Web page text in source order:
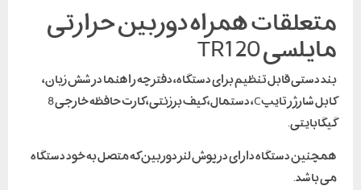
متعلقات همراه دوربین حرارتی
مایلسی TR120
بند دستی قابل تنظیم برای دستگاه، دفترچه راهنما در شش زبان،
کابل شارژر تایپC، دستمال، کیف برزنتی، کارت حافظه خارجی 8
گیگابایتی.
همچنین دستگاه دارای در پوش لنز دوربین که متصل به خود دستگاه
می باشد.